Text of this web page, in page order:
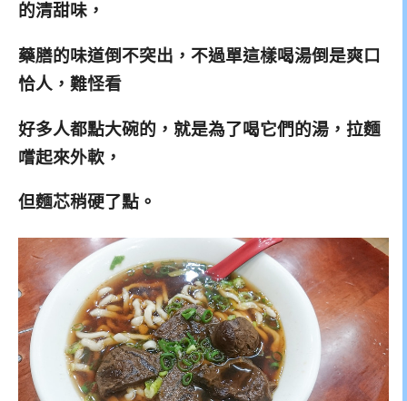
的清甜味，
藥膳的味道倒不突出 ，不過單這樣喝湯倒是爽口
恰人，難怪看
好多人都點大碗的，就是為了喝它們的湯， 拉麵
嚐起來外軟，
但麵芯稍硬了點。